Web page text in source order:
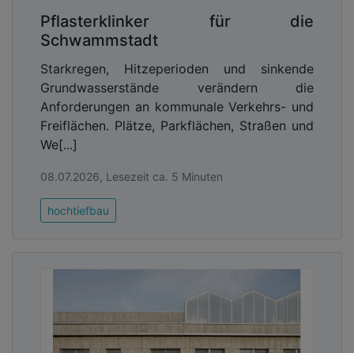
vollständig integrierte Wetterschenkel, ganz ohne
sichtbare Wartungsfuge. Er schützt zuverlässig vor
eindringender Nässe, verbessert die Langlebigkeit
und wird so zum funktionalen Gestaltungselement.
Denkmalgerecht und wohngesund
Fenster aus Holz stehen für baubiologische
Qualität und ein gesundes Raumklima. Das
bedeutet, sie verbessern die Innenraumluft,
natürlichen, behaglichen Wohngefühl bei. Holz-
vom Doppelfalz über die Rahmen-Eck-Verbindung
bis zur raumseitig angeordneten Glashalteleiste.
Hinzu kommt: Die Systeme verfügen über zwei
Dichtungsebenen und zeitgemäße Sicherheits-
Beschlagtechnik. Sie sind optional einbruchsicher
Pflasterklinker für die
Schwammstadt
Starkregen, Hitzeperioden und sinkende
Grundwasserstände verändern die
Anforderungen an kommunale Verkehrs- und
Freiflächen. Plätze, Parkflächen, Straßen und
We[...]
08.07.2026, Lesezeit ca. 5 Minuten
hochtiefbau